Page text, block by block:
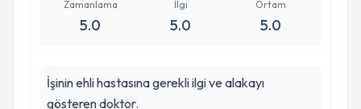
Zamanlama
5.0
İlgi
5.0
Ortam
5.0
İşinin ehli hastasına gerekli ilgi ve alakayı
gösteren doktor.